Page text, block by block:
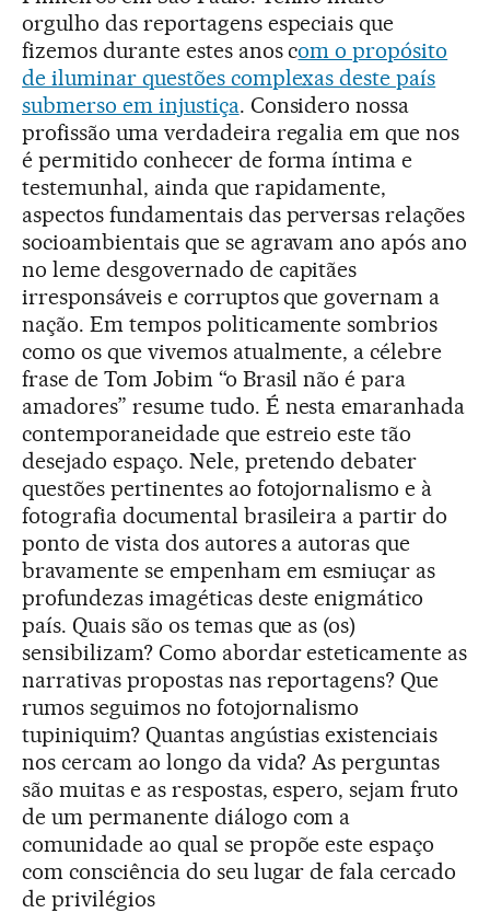
orgulho das reportagens especiais que
fizemos durante estes anos com o propósito
de iluminar questões complexas deste país
submerso em injustiça. Considero nossa
profissão uma verdadeira regalia em que nos
é permitido conhecer de forma íntima e
testemunhal, ainda que rapidamente,
aspectos fundamentais das perversas relações
socioambientais que se agravam ano após ano
no leme desgovernado de capitães
irresponsáveis e corruptos que governam a
nação. Em tempos politicamente sombrios
como os que vivemos atualmente, a célebre
frase de Tom Jobim “o Brasil não é para
amadores” resume tudo. É nesta emaranhada
contemporaneidade que estreio este tão
desejado espaço. Nele, pretendo debater
questões pertinentes ao fotojornalismo e à
fotografia documental brasileira a partir do
ponto de vista dos autores a autoras que
bravamente se empenham em esmiuçar as
profundezas imagéticas deste enigmático
país. Quais são os temas que as (os)
sensibilizam? Como abordar esteticamente as
narrativas propostas nas reportagens? Que
rumos seguimos no fotojornalismo
tupiniquim? Quantas angústias existenciais
nos cercam ao longo da vida? As perguntas
são muitas e as respostas, espero, sejam fruto
de um permanente diálogo com a
comunidade ao qual se propõe este espaço
com consciência do seu lugar de fala cercado
de privilégios